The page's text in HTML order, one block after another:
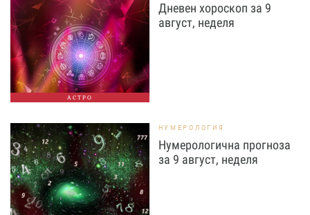
АСТРО
Дневен хороскоп за 9
август, неделя
НУМЕРОЛОГИЯ
Нумерологична прогноза
за 9 август, неделя